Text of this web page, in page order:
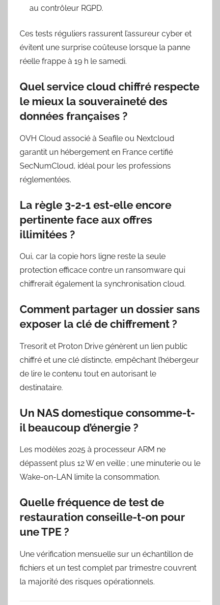
au contrôleur RGPD.
Ces tests réguliers rassurent l’assureur cyber et
évitent une surprise coûteuse lorsque la panne
réelle frappe à 19 h le samedi.
Quel service cloud chiffré respecte
le mieux la souveraineté des
données françaises ?
OVH Cloud associé à Seafile ou Nextcloud
garantit un hébergement en France certifié
SecNumCloud, idéal pour les professions
réglementées.
La règle 3-2-1 est-elle encore
pertinente face aux offres
illimitées ?
Oui, car la copie hors ligne reste la seule
protection efficace contre un ransomware qui
chiffrerait également la synchronisation cloud.
Comment partager un dossier sans
exposer la clé de chiffrement ?
Tresorit et Proton Drive génèrent un lien public
chiffré et une clé distincte, empêchant l’hébergeur
de lire le contenu tout en autorisant le
destinataire.
Un NAS domestique consomme-t-
il beaucoup d’énergie ?
Les modèles 2025 à processeur ARM ne
dépassent plus 12 W en veille ; une minuterie ou le
Wake-on-LAN limite la consommation.
Quelle fréquence de test de
restauration conseille-t-on pour
une TPE ?
Une vérification mensuelle sur un échantillon de
fichiers et un test complet par trimestre couvrent
la majorité des risques opérationnels.